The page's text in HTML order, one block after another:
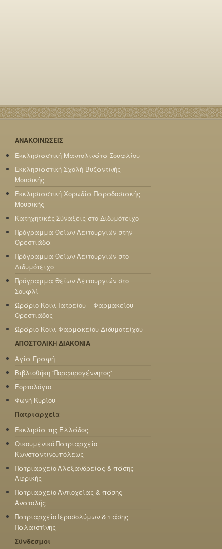
ΑΝΑΚΟΙΝΩΣΕΙΣ
Εκκλησιαστική Μαντολινάτα Σουφλίου
Εκκλησιαστική Σχολή Βυζαντινής
Μουσικής
Εκκλησιαστική Χορωδία Παραδοσιακής
Μουσικής
Κατηχητικές Σύναξεις στο Διδυμότειχο
Πρόγραμμα Θείων Λειτουργιών στην
Ορεστιάδα
Πρόγραμμα Θείων Λειτουργιών στο
Διδυμότειχο
Πρόγραμμα Θείων Λειτουργιών στο
Σουφλί
Ωράριο Κοιν. Ιατρείου – Φαρμακείου
Ορεστιάδος
Ωράριο Κοιν. Φαρμακείου Διδυμοτείχου
ΑΠΟΣΤΟΛΙΚΗ ΔΙΑΚΟΝΙΑ
Αγία Γραφή
Βιβλιοθήκη “Πορφυρογέννητος”
Εορτολόγιο
Φωνή Κυρίου
Πατριαρχεία
Εκκλησία της Ελλάδος
Οικουμενικό Πατριαρχείο
Κωνσταντινουπόλεως
Πατριαρχείο Αλεξανδρείας & πάσης
Αφρικής
Πατριαρχείο Αντιοχείας & πάσης
Ανατολής
Πατριαρχείο Ιεροσολύμων & πάσης
Παλαιστίνης
Σύνδεσμοι